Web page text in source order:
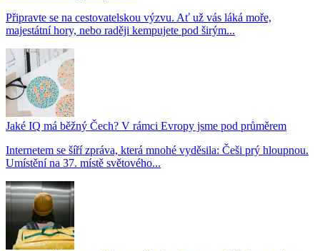
Připravte se na cestovatelskou výzvu. Ať už vás láká moře,
majestátní hory, nebo raději kempujete pod širým...
Jaké IQ má běžný Čech? V rámci Evropy jsme pod průměrem
Internetem se šíří zpráva, která mnohé vyděsila: Češi prý hloupnou.
Umístění na 37. místě světového...